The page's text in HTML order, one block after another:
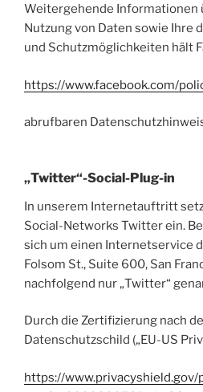
Weitergehende Informationen
Nutzung von Daten sowie Ihre
und Schutzmöglichkeiten hält
https://www.facebook.com/
abrufbaren
„Twitter“-Social-Plug-in
In unserem Internetauftritt
Social-Networks Twitter ein.
sich um einen Internetservice
Folsom St., Suite 600, San
nachfolgend nur „Twitter“
Durch die Zertifizierung nach
Datenschutzschild („EU-US
https://www.privacyshield.gov/